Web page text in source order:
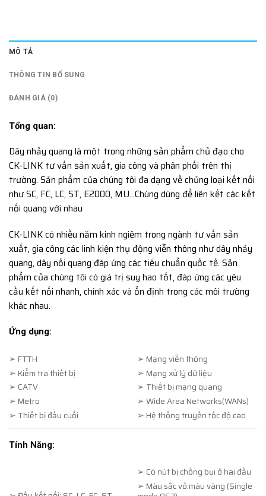
MÔ TẢ
THÔNG TIN BỔ SUNG
ĐÁNH GIÁ (0)
Tổng quan:
Dây nhảy quang là một trong những sản phẩm chủ đạo cho
CK-LINK tư vấn sản xuất, gia công và phân phối trên thị
trường. Sản phẩm của chúng tôi đa dạng về chủng loại kết nối
như SC, FC, LC, ST, E2000, MU…Chúng dùng để liên kết các kết
nối quang với nhau
CK-LINK có nhiều năm kinh ngiệm trong ngành tư vấn sản
xuất, gia công các linh kiện thụ động viễn thông như dây nhảy
quang, dây nối quang đáp ứng các tiêu chuẩn quốc tế. Sản
phẩm của chúng tôi có giá trị suy hao tốt, đáp ứng các yêu
cầu kết nối nhanh, chính xác và ổn định trong các môi trường
khác nhau.
Ứng dụng:
➢ FTTH
➢ Kiểm tra thiết bị
➢ CATV
➢ Metro
➢ Thiết bị đầu cuối
➢ Mạng viễn thông
➢ Mạng xử lý dữ liệu
➢ Thiết bị mạng quang
➢ Wide Area Networks(WANs)
➢ Hệ thống truyền tốc độ cao
Tính Năng:
➢ Có nút bị chống bụi ở hai đầu
➢ Màu sắc vỏ:màu vàng (Single